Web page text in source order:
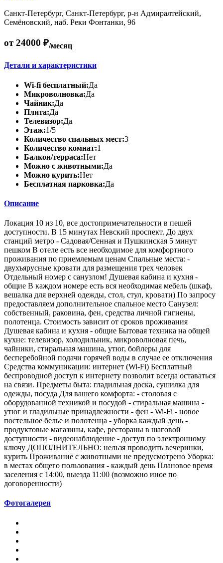
Санкт-Петербург, Санкт-Петербург, р-н Адмиралтейский,
Семёновский, наб. Реки Фонтанки, 96
от 24000 ₽/месяц
Детали и характеристики
Wi-fi бесплатный:Да
Микроволновка:Да
Чайник:Да
Плита:Да
Телевизор:Да
Этаж:1/5
Количество спальных мест:3
Количество комнат:1
Балкон/терраса:Нет
Можно с животными:Да
Можно курить:Нет
Бесплатная парковка:Да
Описание
Локация 10 из 10, все достопримечательности в пешей
доступности. В 15 минутах Невский проспект. До двух
станций метро - Садовая/Сенная и Пушкинская 5 минут
пешком В отеле есть все необходимое для комфортного
проживания по приемлемым ценам Спальные места: -
двухъярусные кровати для размещения трех человек
Отдельный номер с санузлом! Душевая кабина и кухня -
общие В каждом номере есть вся необходимая мебель (шкаф,
вешалка для верхней одежды, стол, стул, кровати) По запросу
предоставляем дополнительное спальное место Санузел:
собственный, раковина, фен, средства личной гигиены,
полотенца. Стоимость зависит от сроков проживания
Душевая кабина и кухня - общие Бытовая техника на общей
кухне: телевизор, холодильник, микроволновая печь,
чайники, стиральная машина, утюг, бойлеры для
бесперебойной подачи горячей воды в случае ее отключения
Средства коммуникации: интернет (Wi-Fi) Бесплатный
беспроводной доступ к интернету позволит всегда оставаться
на связи. Предметы быта: гладильная доска, сушилка для
одежды, посуда Для вашего комфорта: - столовая с
оборудованной техникой и посудой - стиральная машина -
утюг и гладильные принадлежности - фен - Wi-Fi - новое
постельное белье и полотенца - уборка каждый день -
продуктовые магазины, кафе, рестораны в шаговой
доступности - видеонаблюдение - доступ по электронному
ключу ДОПОЛНИТЕЛЬНО: нельзя проводить вечеринки,
курить Проживание с животными не предусмотрено Уборка:
в местах общего пользования - каждый день Плановое время
заселения с 14:00, выезда 11:00 (возможно иное по
договоренности)
Фотогалерея